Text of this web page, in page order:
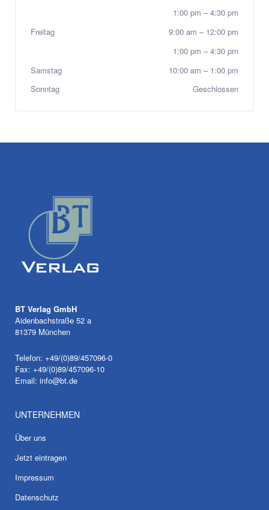
1:00 pm –4:30 pm
Freitag
9:00 am – 12:00 pm
1:00 pm –4:30 pm
Samstag
10:00 am – 1:00 pm
Sonntag
Geschlossen
BT Verlag GmbH
Aidenbachstraße 52 a
81379 München
Telefon: +49/(0)89/457096-0
Fax: +49/(0)89/457096-10
Email: info@bt.de
UNTERNEHMEN
Über uns
Jetzt eintragen
Impressum
Datenschutz